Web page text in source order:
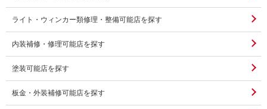
ライト・ウィンカー類修理・整備可能店を探す
内装補修・修理可能店を探す
塗装可能店を探す
板金・外装補修可能店を探す